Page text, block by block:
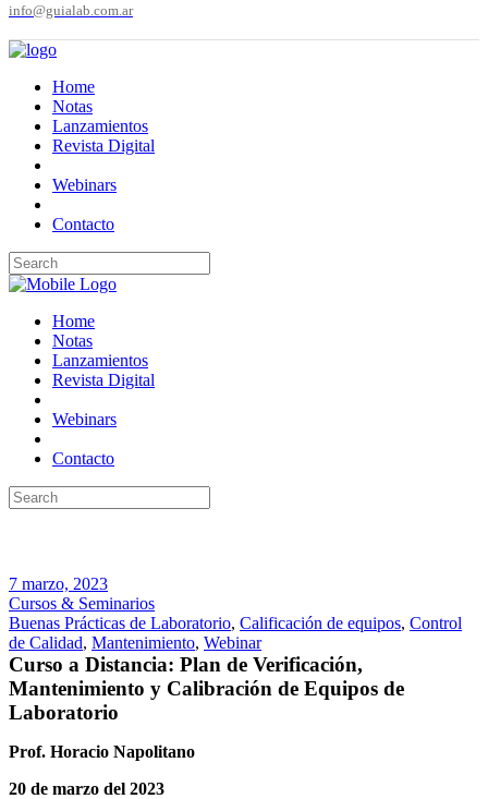
info@guialab.com.ar
Home
Notas
Lanzamientos
Revista Digital
Webinars
Contacto
Home
Notas
Lanzamientos
Revista Digital
Webinars
Contacto
7 marzo, 2023
Cursos & Seminarios
Buenas Prácticas de Laboratorio, Calificación de equipos, Control
de Calidad, Mantenimiento, Webinar
Curso a Distancia: Plan de Verificación,
Mantenimiento y Calibración de Equipos de
Laboratorio
Prof. Horacio Napolitano
20 de marzo del 2023